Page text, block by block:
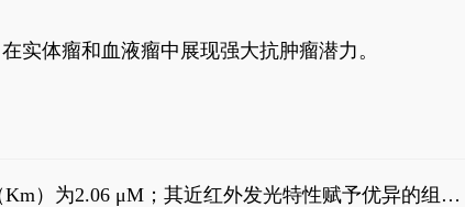
实体瘤和血液瘤中展现强大抗肿瘤潜力。
）为2.06 μM；其近红外发光特性赋予优异的组织